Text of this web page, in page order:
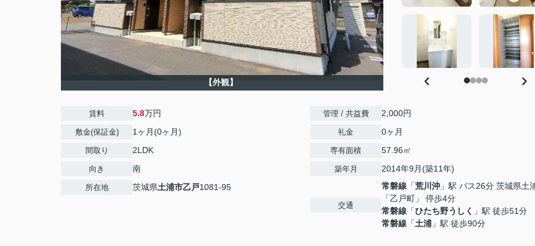
【外観】
賃料 5.8万円
敷金(保証金) 1ヶ月(0ヶ月)
間取り 2LDK
向き 南
所在地 茨城県土浦市乙戸1081-95
管理 / 共益費 2,000円
礼金 0ヶ月
専有面積 57.96㎡
築年月 2014年9月(築11年)
交通
常磐線 「荒川沖 」駅 バス26分 茨城県土
「乙戸町」 停歩4分
常磐線 「ひたち野うしく 」駅 徒歩51分
常磐線 「土浦 」駅 徒歩90分